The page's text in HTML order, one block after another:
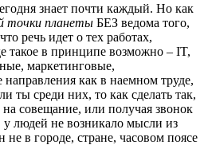
знает почти каждый. Но как
точки планеты БЕЗ ведома того,
речь идет о тех работах,
такое в принципе возможно – IT,
маркетинговые,
направления как в наемном труде,
ты среди них, то как сделать так,
совещание, или получая звонок
людей не возникало мысли из
не в городе, стране, часовом поясе